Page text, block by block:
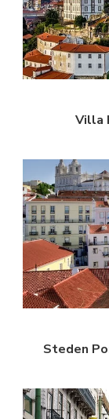
Villa
Steden